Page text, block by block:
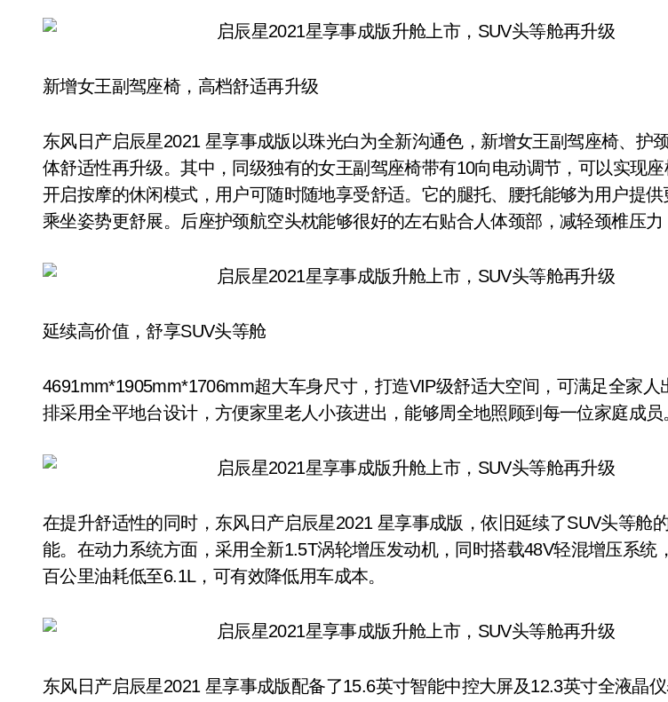
新增女王副驾座椅，高档舒适再升级
东风日产启辰星2021 星享事成版以珠光白为全新沟通色，新增女王副驾座椅、护
体舒适性再升级。其中，同级独有的女王副驾座椅带有10向电动调节，可以实现
开启按摩的休闲模式，用户可随时随地享受舒适。它的腿托、腰托能够为用户提供
乘坐姿势更舒展。后座护颈航空头枕能够很好的左右贴合人体颈部，减轻颈椎压力
延续高价值，舒享SUV头等舱
4691mm*1905mm*1706mm超大车身尺寸，打造VIP级舒适大空间，可满足全家人
排采用全平地台设计，方便家里老人小孩进出，能够周全地照顾到每一位家庭成员
在提升舒适性的同时，东风日产启辰星2021 星享事成版，依旧延续了SUV头等舱
能。在动力系统方面，采用全新1.5T涡轮增压发动机，同时搭载48V轻混增压系统
百公里油耗低至6.1L，可有效降低用车成本。
东风日产启辰星2021 星享事成版配备了15.6英寸智能中控大屏及12.3英寸全液晶